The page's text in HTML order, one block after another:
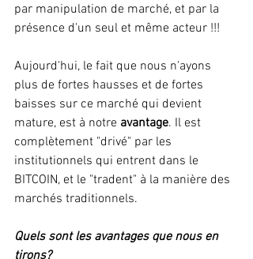
par manipulation de marché, et par la
présence d'un seul et même acteur !!!
Aujourd'hui, le fait que nous n'ayons
plus de fortes hausses et de fortes
baisses sur ce marché qui devient
mature, est à notre avantage. Il est
complètement "drivé" par les
institutionnels qui entrent dans le
BITCOIN, et le "tradent" à la manière des
marchés traditionnels.
Quels sont les avantages que nous en
tirons?